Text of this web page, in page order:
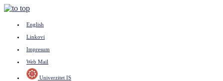
English
Linkovi
Impresum
Web Mail
Univerzitet IS